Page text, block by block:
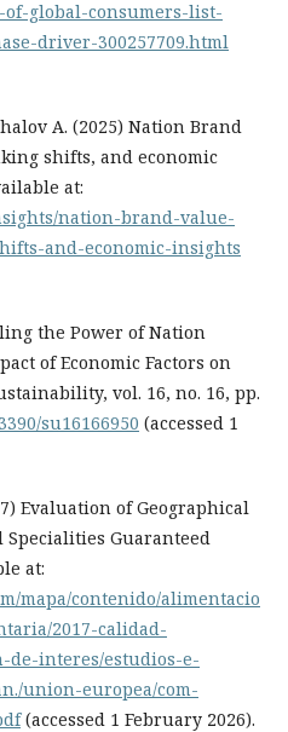
global-consumers-list-
driver-300257709.html
A. (2025) Nation Brand
shifts, and economic
at:
nation-brand-value-
and-economic-insights
the Power of Nation
of Economic Factors on
vol. 16, no. 16, pp.
su16166950 (accessed 1
Evaluation of Geographical
Guaranteed
at:
mapa/contenido/alimentacio
2017-calidad-
de-interes/estudios-e-
union-europea/com-
(accessed 1 February 2026).